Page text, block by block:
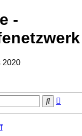
-
2020
Suche